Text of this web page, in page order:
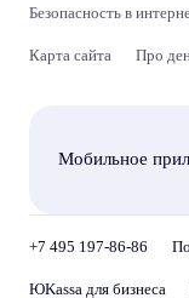
Безопасность в
Карта сайта Про
Мобильное
+7 495 197-86-86
ЮKassa для бизнеса